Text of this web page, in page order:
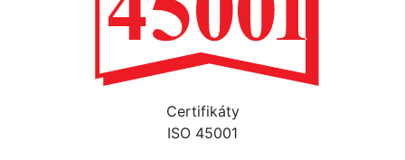
Certifikáty
ISO 45001